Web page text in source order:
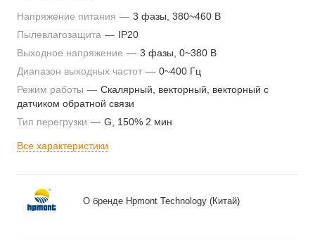
Напряжение питания — 3 фазы, 380~460 В
Пылевлагозащита — IP20
Выходное напряжение — 3 фазы, 0~380 В
Диапазон выходных частот — 0~400 Гц
Режим работы — Скалярный, векторный, векторный с
датчиком обратной связи
Тип перегрузки — G, 150% 2 мин
Все характеристики
О бренде Hpmont Technology (Китай)